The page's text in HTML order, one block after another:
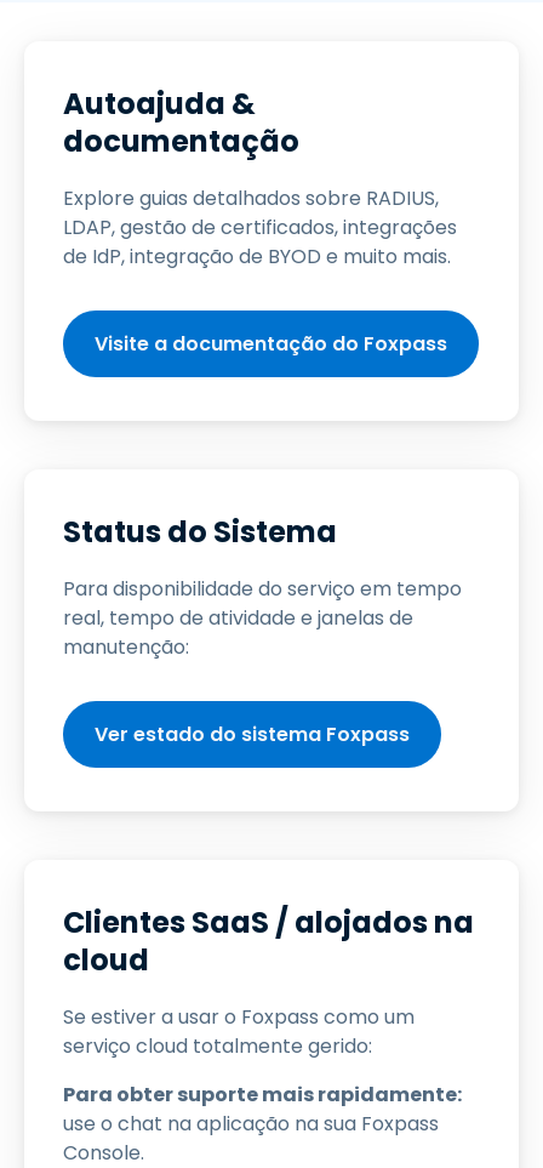
Autoajuda &
documentação
Explore guias detalhados sobre RADIUS,
LDAP, gestão de certificados, integrações
de IdP, integração de BYOD e muito mais.
Visite a documentação do Foxpass
Status do Sistema
Para disponibilidade do serviço em tempo
real, tempo de atividade e janelas de
manutenção:
Ver estado do sistema Foxpass
Clientes SaaS / alojados na
cloud
Se estiver a usar o Foxpass como um
serviço cloud totalmente gerido:
Para obter suporte mais rapidamente:
use o chat na aplicação na sua Foxpass
Console.